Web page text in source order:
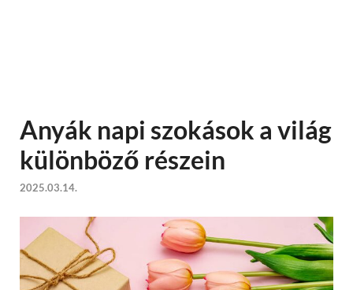
Anyák napi szokások a világ
különböző részein
2025.03.14.